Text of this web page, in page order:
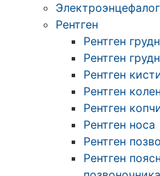
Рентген
Рентген
Рентген
Рентген
Рентген
Рентген
Рентген носа
Рентген
Рентген